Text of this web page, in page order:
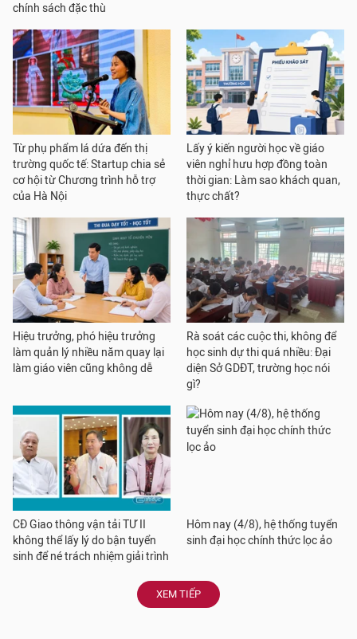
chính sách đặc thù
Từ phụ phẩm lá dứa đến thị
trường quốc tế: Startup chia sẻ
cơ hội từ Chương trình hỗ trợ
của Hà Nội
Lấy ý kiến người học về giáo
viên nghỉ hưu hợp đồng toàn
thời gian: Làm sao khách quan,
thực chất?
Hiệu trưởng, phó hiệu trưởng
làm quản lý nhiều năm quay lại
làm giáo viên cũng không dễ
Rà soát các cuộc thi, không để
học sinh dự thi quá nhiều: Đại
diện Sở GDĐT, trường học nói
gì?
CĐ Giao thông vận tải TƯ II
không thể lấy lý do bận tuyển
sinh để né trách nhiệm giải trình
Hôm nay (4/8), hệ thống tuyển
sinh đại học chính thức lọc ảo
XEM TIẾP